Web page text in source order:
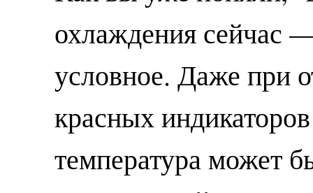
охлаждения сейчас
условное. Даже при
красных
температура может